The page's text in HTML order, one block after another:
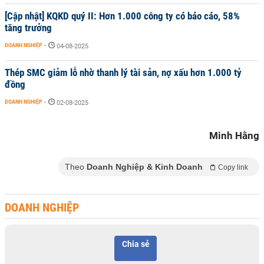
[Cập nhật] KQKD quý II: Hơn 1.000 công ty có báo cáo, 58%
tăng trưởng
DOANH NGHIỆP - 04-08-2025
Thép SMC giảm lỗ nhờ thanh lý tài sản, nợ xấu hơn 1.000 tỷ
đồng
DOANH NGHIỆP - 02-08-2025
Minh Hằng
Theo Doanh Nghiệp & Kinh Doanh Copy link
DOANH NGHIỆP
Chia sẻ